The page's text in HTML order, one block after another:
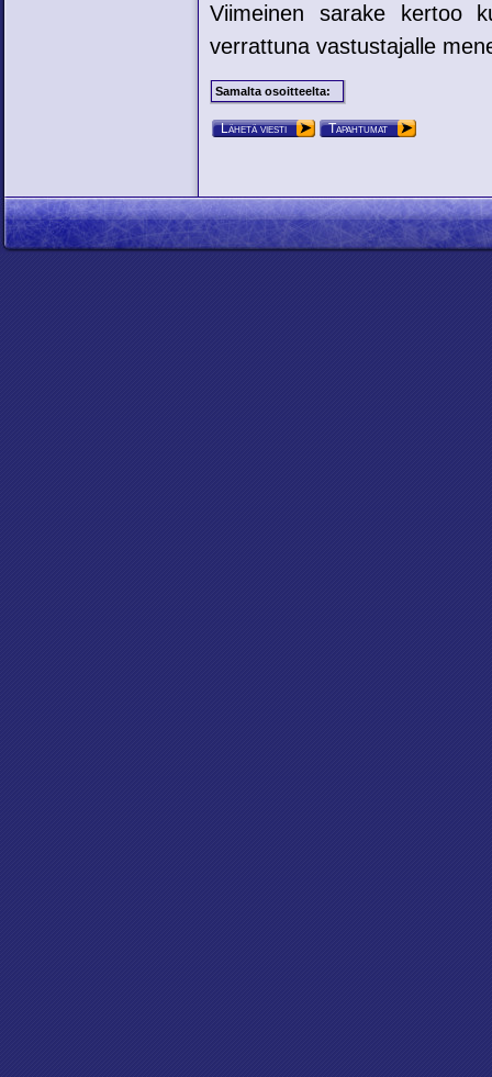
Viimeinen sarake kertoo
verrattuna vastustajalle
Samalta osoitteelta:
Lähetä viesti Tapahtumat